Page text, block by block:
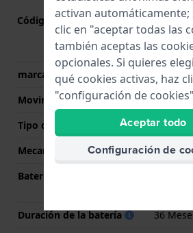
Código de Movimiento Y121
marca del movimiento
Seiko
Movimiento suizo
No
Tipo de pantalla
analógico
Mecanismo
Cuarzo
Batería
Duración de la batería
36
activan automáticamente;
clic en "aceptar todas las
también aceptas las
opcionales. Si quieres
qué cookies activas, haz
"configuración de
Aceptar todo
Configuración de